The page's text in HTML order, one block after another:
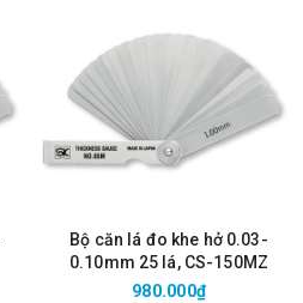
Bộ căn lá đo khe hở 0.03-
0.10mm 25 lá, CS-150MZ
980.000₫